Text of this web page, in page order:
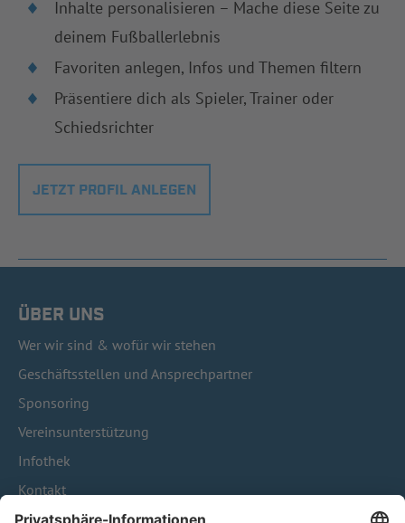
Inhalte personalisieren – Mache diese Seite zu
deinem Fußballerlebnis
Favoriten anlegen, Infos und Themen filtern
Präsentiere dich als Spieler, Trainer oder
Schiedsrichter
JETZT PROFIL ANLEGEN
ÜBER UNS
Wer wir sind & wofür wir stehen
Geschäftsstellen und Ansprechpartner
Sponsoring
Vereinsunterstützung
Infothek
Kontakt